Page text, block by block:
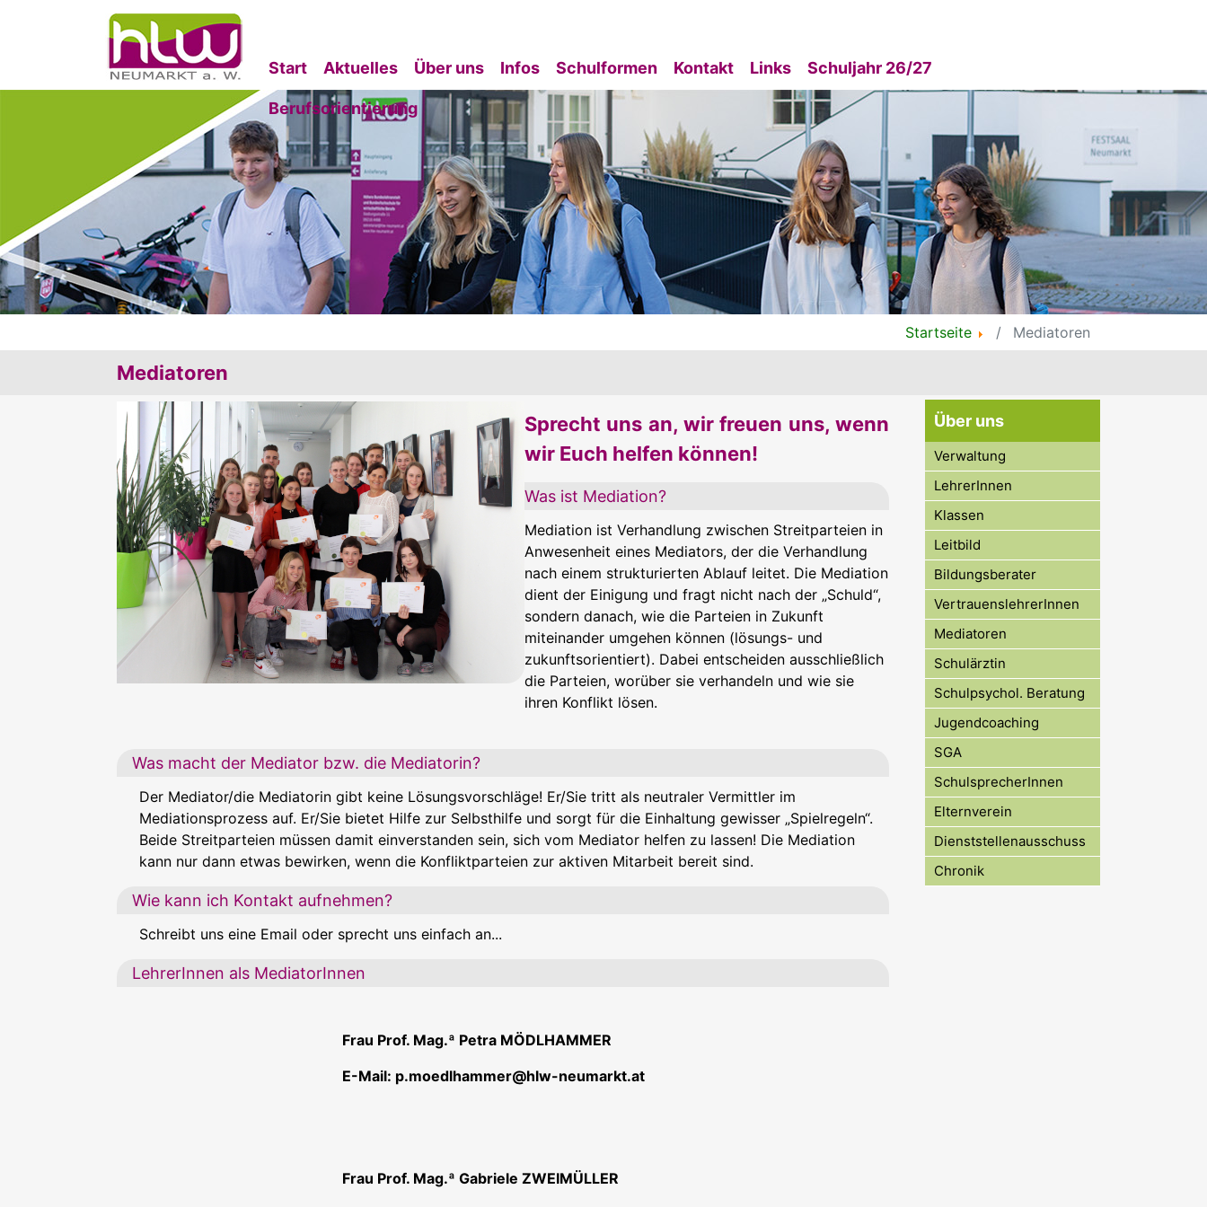
Start Aktuelles Über uns Infos Schulformen Kontakt Links Schuljahr 26/27
Berufsorientierung
Startseite Mediatoren
Mediatoren
Sprecht uns an, wir freuen uns, wenn
wir Euch helfen können!
Was ist Mediation?
Mediation ist Verhandlung zwischen Streitparteien in
Anwesenheit eines Mediators, der die Verhandlung
nach einem strukturierten Ablauf leitet. Die Mediation
dient der Einigung und fragt nicht nach der „Schuld“,
sondern danach, wie die Parteien in Zukunft
miteinander umgehen können (lösungs- und
zukunftsorientiert). Dabei entscheiden ausschließlich
die Parteien, worüber sie verhandeln und wie sie
ihren Konflikt lösen.
Was macht der Mediator bzw. die Mediatorin?
Der Mediator/die Mediatorin gibt keine Lösungsvorschläge! Er/Sie tritt als neutraler Vermittler im
Mediationsprozess auf. Er/Sie bietet Hilfe zur Selbsthilfe und sorgt für die Einhaltung gewisser „Spielregeln“.
Beide Streitparteien müssen damit einverstanden sein, sich vom Mediator helfen zu lassen! Die Mediation
kann nur dann etwas bewirken, wenn die Konfliktparteien zur aktiven Mitarbeit bereit sind.
Wie kann ich Kontakt aufnehmen?
Schreibt uns eine Email oder sprecht uns einfach an...
LehrerInnen als MediatorInnen
Frau Prof. Mag.ª Petra MÖDLHAMMER
E-Mail: p.moedlhammer@hlw-neumarkt.at
Frau Prof. Mag.ª Gabriele ZWEIMÜLLER
Über uns
Verwaltung
LehrerInnen
Klassen
Leitbild
Bildungsberater
VertrauenslehrerInnen
Mediatoren
Schulärztin
Schulpsychol. Beratung
Jugendcoaching
SGA
SchulsprecherInnen
Elternverein
Dienststellenausschuss
Chronik